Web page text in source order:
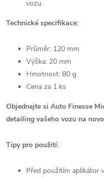
vozu.
Technické specifikace:
Průměr: 120 mm
Výška: 20 mm
Hmotnost: 80 g
Cena za 1 ks
Objednejte si Auto Finesse
detailing vašeho vozu na
Tipy pro použití:
Před použitím aplikátor